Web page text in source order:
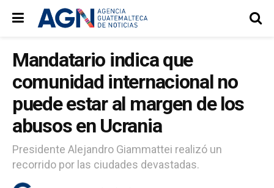
Mandatario indica que
comunidad internacional no
puede estar al margen de los
abusos en Ucrania
Presidente Alejandro Giammattei realizó un
recorrido por las ciudades devastadas.